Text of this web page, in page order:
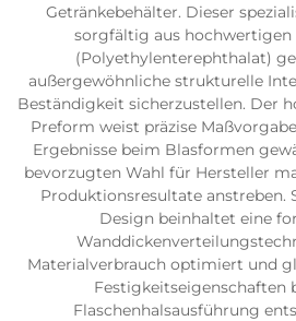
Getränkebehälter. Dieser
sorgfältig aus hochwertigen
(Polyethylenterephthalat)
außergewöhnliche strukturelle
Beständigkeit sicherzustellen. Der
Preform weist präzise
Ergebnisse beim Blasformen
bevorzugten Wahl für Hersteller
Produktionsresultate anstreben.
Design beinhaltet eine
Materialverbrauch optimiert und
Festigkeitseigenschaften
Flaschenhalsausführung